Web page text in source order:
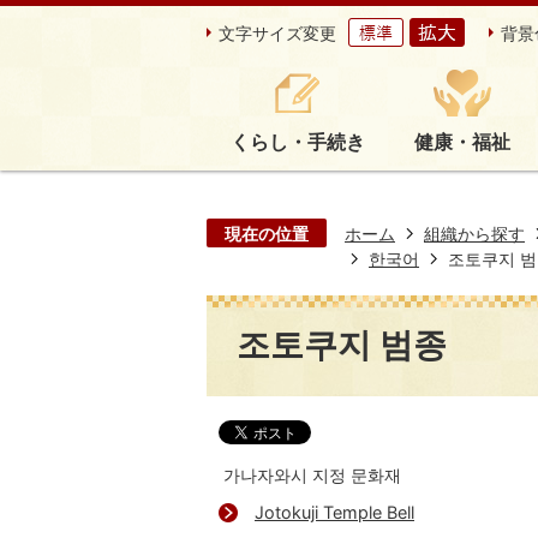
文字サイズ変更 背景
くらし・手続き 健康・福祉
現在の位置 ホーム
組織から探す
한국어
조토쿠지
조토쿠지 범종
가나자와시 지정 문화재
Jotokuji Temple Bell